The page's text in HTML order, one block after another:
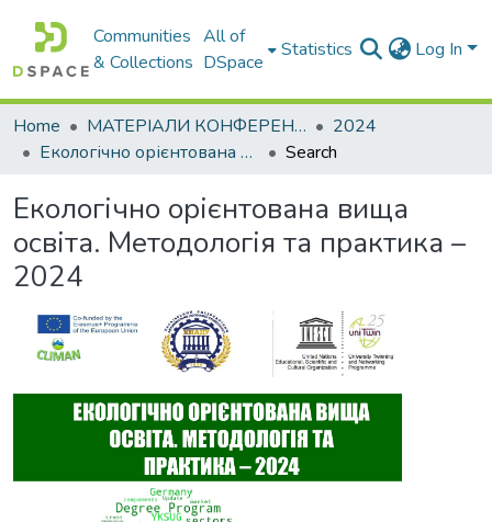
Communities
& Collections
All of
DSpace
Statistics Log In
Home МАТЕРІАЛИ КОНФЕРЕНЦІЙ
2024
Екологічно орієнтована вища освіта. Методологія та практика – 2024
Search
Екологічно орієнтована вища
освіта. Методологія та практика –
2024